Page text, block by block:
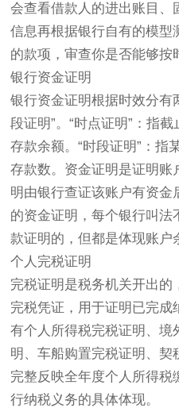
会查看借款人的进出账目
信息再根据银行自有的模
的款项，审查你是否能够按
银行资金证明
银行资金证明根据时效分有
段证明”。“时点证明”：指
存款余额。“时段证明”：指
存款数。资金证明是证明账
明由银行查证该账户有资
的资金证明，每个银行叫
款证明的，但都是体现账户
个人完税证明
完税证明是税务机关开出的
完税凭证，用于证明已完成
有个人所得税完税证明、境
明、车船购置完税证明、
完整反映全年度个人所得税
行纳税义务的具体体现。